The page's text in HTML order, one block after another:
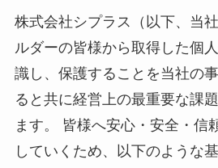
株式会社シプラス（以下、当
ルダーの皆様から取得した個
識し、保護することを当社の
ると共に経営上の最重要な課
ます。 皆様へ安心・安全・信
していくため、以下のような